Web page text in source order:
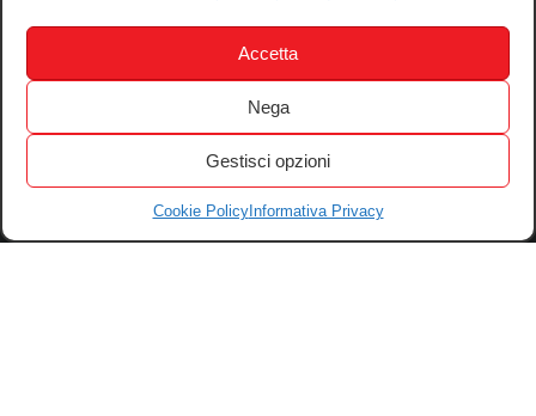
Accetta
Nega
Gestisci opzioni
Cookie PolicyInformativa Privacy
Test
Audio
Festival & Concorsi
Iscriviti alla newsletter